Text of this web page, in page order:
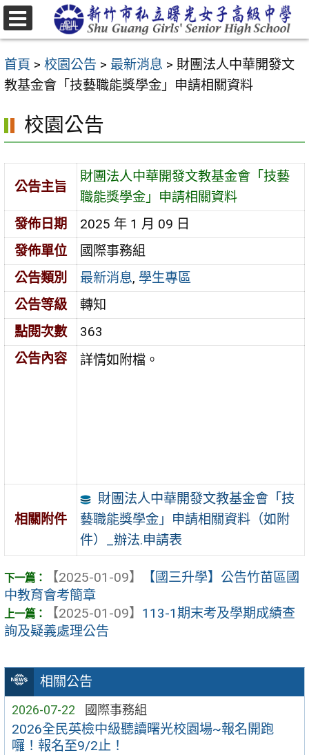
跳
至
要
內
區
首頁 > 校園公告 > 最新消息 > 財團法人中華開發文
教基金會「技藝職能獎學金」申請相關資料
相關公告
2026-07-22 國際事務組
2026全民英檢中級聽讀曙光校園場~報名開跑
囉！報名至9/2止！
校園公告
公告主旨
財團法人中華開發文教基金會「技藝
職能獎學金」申請相關資料
發佈日期
2025 年 1 月 09 日
發佈單位
國際事務組
公告類別
最新消息, 學生專區
公告等級
轉知
點閱次數
363
公告內容
詳情如附檔。
相關附件
財團法人中華開發文教基金會「技
藝職能獎學金」申請相關資料（如附
件）_辦法.申請表
【2025-01-09】
【國三升學】公告竹苗區國
中教育會考簡章
【2025-01-09】 113-1期末考及學期成績查
詢及疑義處理公告
選
單